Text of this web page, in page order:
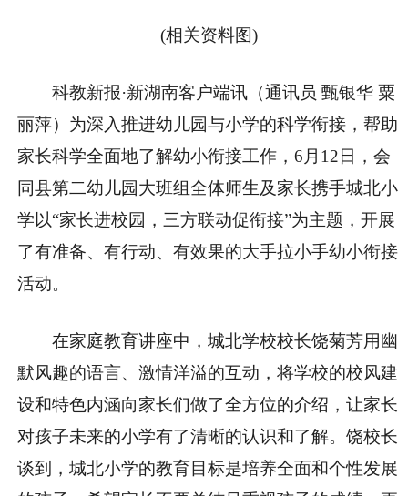
(相关资料图)
科教新报·新湖南客户端讯（通讯员 甄银华 粟
丽萍）为深入推进幼儿园与小学的科学衔接，帮助
家长科学全面地了解幼小衔接工作，6月12日，会
同县第二幼儿园大班组全体师生及家长携手城北小
学以“家长进校园，三方联动促衔接”为主题，开展
了有准备、有行动、有效果的大手拉小手幼小衔接
活动。
在家庭教育讲座中，城北学校校长饶菊芳用幽
默风趣的语言、激情洋溢的互动，将学校的校风建
设和特色内涵向家长们做了全方位的介绍，让家长
对孩子未来的小学有了清晰的认识和了解。饶校长
谈到，城北小学的教育目标是培养全面和个性发展